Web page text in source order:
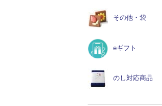
その他・袋
eギフト
のし対応商品